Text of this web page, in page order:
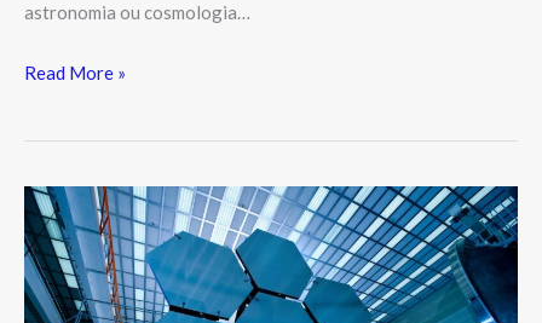
astronomia ou cosmologia…
Read More »
Novo
Telescópio
James
Webb